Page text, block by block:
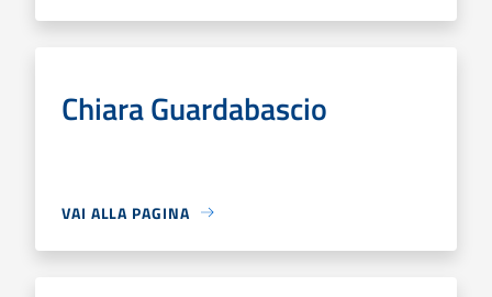
Chiara Guardabascio
VAI ALLA PAGINA